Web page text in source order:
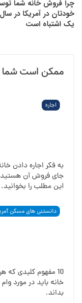
چرا فروش خانه شما
یک اشتباه است
ممکن است شما
اجاره
به فکر اجاره دادن
جای فروش آن
این مطلب را بخوانید. 2025
دانستنی های مسکن
10 مفهوم کلیدی که
خانه باید در مورد
بداند.